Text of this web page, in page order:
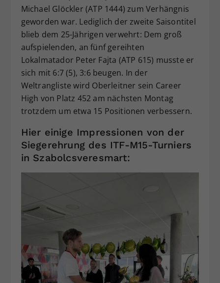
Michael Glöckler (ATP 1444) zum Verhängnis
geworden war. Lediglich der zweite Saisontitel
blieb dem 25-Jährigen verwehrt: Dem groß
aufspielenden, an fünf gereihten
Lokalmatador Peter Fajta (ATP 615) musste er
sich mit 6:7 (5), 3:6 beugen. In der
Weltrangliste wird Oberleitner sein Career
High von Platz 452 am nächsten Montag
trotzdem um etwa 15 Positionen verbessern.
Hier einige Impressionen von der
Siegerehrung des ITF-M15-Turniers
in Szabolcsveresmart: